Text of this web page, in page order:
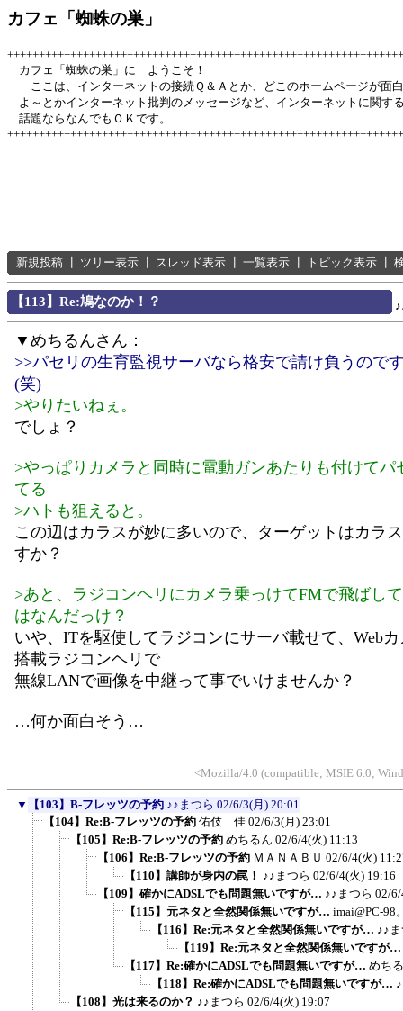
カフェ「蜘蛛の巣」
カフェ「蜘蛛の巣」に ようこそ！
ここは、インターネットの接続Ｑ＆Ａとか、どこのホームページが面
よ～とかインターネット批判のメッセージなど、インターネットに関す
話題ならなんでもＯＫです。
新規投稿 ツリー表示 スレッド表示 一覧表示 トピック表示
【113】Re:鳩なのか！？
▼めちるんさん：
>>パセリの生育監視サーバなら格安で請け負うので
(笑)
>やりたいねぇ。
でしょ？
>やっぱりカメラと同時に電動ガンあたりも付けてパ
てる
>ハトも狙えると。
この辺はカラスが妙に多いので、ターゲットはカラ
すか？
>あと、ラジコンヘリにカメラ乗っけてFMで飛ばし
はなんだっけ？
いや、ITを駆使してラジコンにサーバ載せて、Web
搭載ラジコンヘリで
無線LANで画像を中継って事でいけませんか？
…何か面白そう…
<Mozilla/4.0 (compatible; MSIE 6.0;
▼ 【103】B-フレッツの予約 ♪♪まつら 02/6/3(月) 20:01
【104】Re:B-フレッツの予約 佑伎 佳 02/6/3(月) 23:01
【105】Re:B-フレッツの予約 めちるん 02/6/4(火) 11:13
【106】Re:B-フレッツの予約 ＭＡＮＡＢＵ 02/6/4(火)
【110】講師が身内の罠！ ♪♪まつら 02/6/4(火) 19:16
【109】確かにADSLでも問題無いですが… ♪♪まつら 02/
【115】元ネタと全然関係無いですが… imai@PC-98
【116】Re:元ネタと全然関係無いですが… ♪♪
【119】Re:元ネタと全然関係無いですが…
【117】Re:確かにADSLでも問題無いですが… めち
【118】Re:確かにADSLでも問題無いですが…
【108】光は来るのか？ ♪♪まつら 02/6/4(火) 19:07